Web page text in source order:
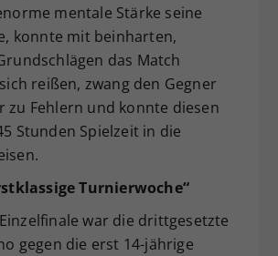
mentale Stärke seine
konnte mit beinharten,
das Match
reißen, zwang den Gegner
zu Fehlern und konnte diesen
Stunden Spielzeit in die
Turnierwoche“
war die drittgesetzte
gegen die erst 14-jährige